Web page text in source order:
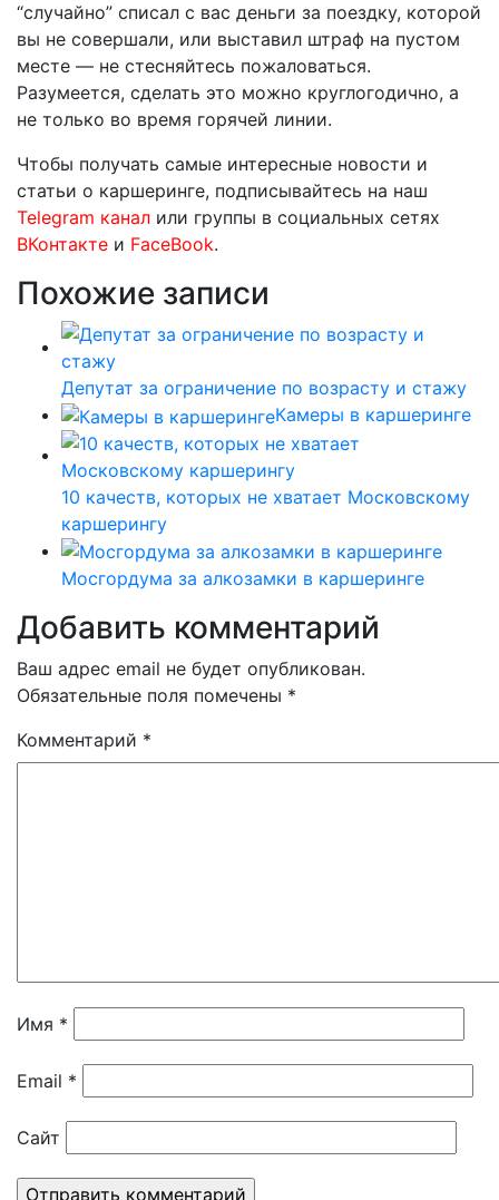
“случайно” списал с вас деньги за поездку, которой
вы не совершали, или выставил штраф на пустом
месте — не стесняйтесь пожаловаться.
Разумеется, сделать это можно круглогодично, а
не только во время горячей линии.
Чтобы получать самые интересные новости и
статьи о каршеринге, подписывайтесь на наш
Telegram канал или группы в социальных сетях
ВКонтакте и FaceBook.
Похожие записи
Депутат за ограничение по возрасту и стажу
Камеры в каршеринге
10 качеств, которых не хватает Московскому
каршерингу
Мосгордума за алкозамки в каршеринге
Добавить комментарий
Ваш адрес email не будет опубликован.
Обязательные поля помечены *
Комментарий *
Имя *
Email *
Сайт